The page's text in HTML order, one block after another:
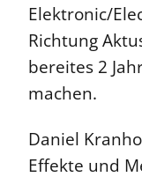
Elektronic/
Richtung
bereites 2
machen.
Daniel
Effekte und